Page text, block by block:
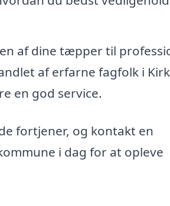
af dine tæpper til
af erfarne fagfolk i
en god service.
fortjener, og kontakt en
i dag for at opleve